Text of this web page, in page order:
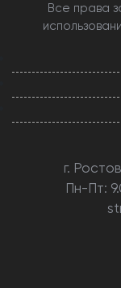
Все права
г.
Пн-Пт: